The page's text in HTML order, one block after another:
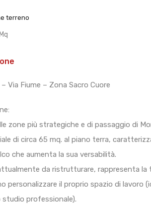
terreno
Mq
Via Fiume – Zona Sacro Cuore
zone più strategiche e di passaggio di
di circa 65 mq. al piano terra,
che aumenta la sua versabilità.
da ristrutturare, rappresenta
personalizzare il proprio spazio di lavoro
professionale).